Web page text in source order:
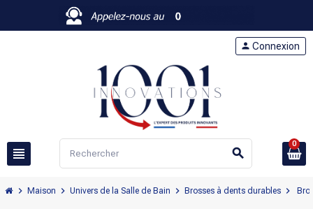
view_headline search
person Connexion
0
chevron_right Maison chevron_right Univers de la Salle de Bain chevron_right Brosses à dents durables chevron_right